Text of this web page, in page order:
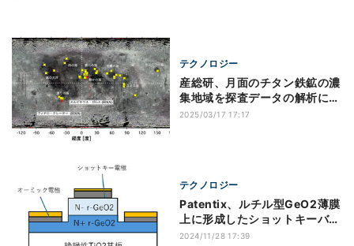
テクノロジー
産総研、月面のチタン鉄鉱の濃
集地域を探査データの解析によ
り特定
2025/03/17 17:17
テクノロジー
Patentix、ルチル型GeO2薄膜
上に形成したショットキーバリ
アダイオードの動作確認に成功
2024/11/28 17:39